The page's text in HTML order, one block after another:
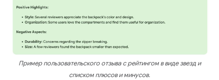
Пример пользовательского отзыва с рейтингом в виде звезд и
списком плюсов и минусов.